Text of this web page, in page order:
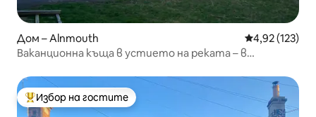
Дом – Alnmouth Средна
4,92 (123)
Ваканционна къща в устието на реката – в
Най-популярен избор на гостите
Избор на гостите